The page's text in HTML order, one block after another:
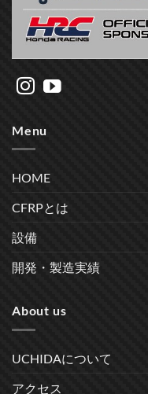
Menu
HOME
CFRPとは
設備
開発・製造実績
About us
UCHIDAについて
アクセス